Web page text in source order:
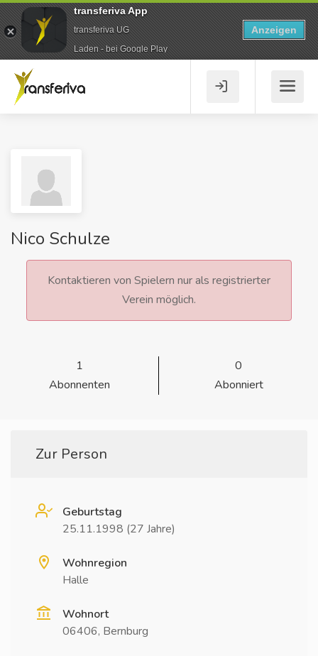
Nico Schulze
Kontaktieren von Spielern nur als registrierter
Verein möglich.
1
Abonnenten
0
Abonniert
Zur Person
Geburtstag
25.11.1998 (27 Jahre)
Wohnregion
Halle
Wohnort
06406, Bernburg
transferiva App
transferiva UG
Laden - bei Google Play
Anzeigen